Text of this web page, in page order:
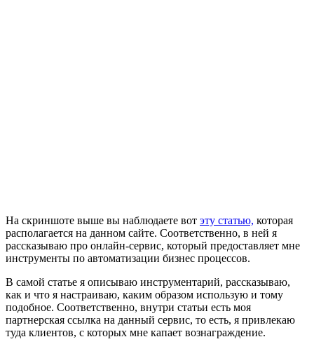
На скриншоте выше вы наблюдаете вот эту статью, которая
располагается на данном сайте. Соответственно, в ней я
рассказываю про онлайн-сервис, который предоставляет мне
инструменты по автоматизации бизнес процессов.
В самой статье я описываю инструментарий, рассказываю,
как и что я настраиваю, каким образом использую и тому
подобное. Соответственно, внутри статьи есть моя
партнерская ссылка на данный сервис, то есть, я привлекаю
туда клиентов, с которых мне капает вознаграждение.